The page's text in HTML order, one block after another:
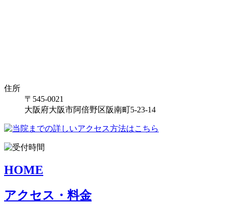
住所
〒545-0021
大阪府大阪市阿倍野区阪南町5-23-14
HOME
アクセス・料金